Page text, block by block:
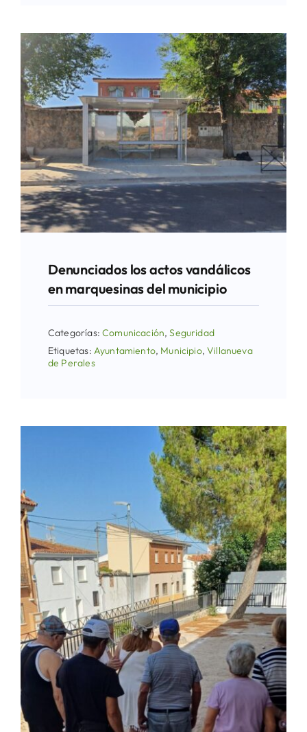
Denunciados los actos vandálicos
en marquesinas del municipio
Categorías:Comunicación,Seguridad
Etiquetas: Ayuntamiento, Municipio,Villanueva
de Perales